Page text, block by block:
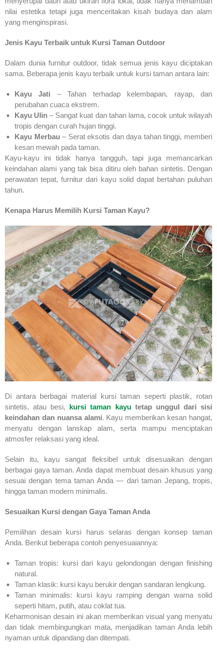
nilai estetika tetapi juga menceritakan kisah budaya dan alam
yang menginspirasi.
Jenis Kayu Terbaik untuk Kursi Taman Outdoor
Dalam dunia furnitur outdoor, tidak semua jenis kayu diciptakan
sama. Beberapa jenis kayu terbaik untuk kursi taman antara lain:
Kayu Jati – Tahan terhadap kelembapan, rayap, dan
perubahan cuaca ekstrem.
Kayu Ulin – Sangat kuat dan tahan lama, cocok untuk wilayah
tropis dengan curah hujan tinggi.
Kayu Merbau – Serat eksotis dan daya tahan tinggi, memberi
kesan mewah pada taman.
Kayu-kayu ini tidak hanya tangguh, tapi juga memancarkan
keindahan alami yang tak bisa ditiru oleh bahan sintetis. Dengan
perawatan tepat, furnitur dari kayu solid dapat bertahan puluhan
tahun.
Kenapa Harus Memilih Kursi Taman Kayu?
Di antara berbagai material kursi taman seperti plastik, rotan
sintetis, atau besi, kursi taman kayutetap unggul dari sisi
keindahan dan nuansa alami. Kayu memberikan kesan hangat,
menyatu dengan lanskap alam, serta mampu menciptakan
atmosfer relaksasi yang ideal.
Selain itu, kayu sangat fleksibel untuk disesuaikan dengan
berbagai gaya taman. Anda dapat membuat desain khusus yang
sesuai dengan tema taman Anda — dari taman Jepang, tropis,
hingga taman modern minimalis.
Sesuaikan Kursi dengan Gaya Taman Anda
Pemilihan desain kursi harus selaras dengan konsep taman
Anda. Berikut beberapa contoh penyesuaiannya:
Taman tropis: kursi dari kayu gelondongan dengan finishing
natural.
Taman klasik: kursi kayu berukir dengan sandaran lengkung.
Taman minimalis: kursi kayu ramping dengan warna solid
seperti hitam, putih, atau coklat tua.
Keharmonisan desain ini akan memberikan visual yang menyatu
dan tidak membingungkan mata, menjadikan taman Anda lebih
nyaman untuk dipandang dan ditempati.